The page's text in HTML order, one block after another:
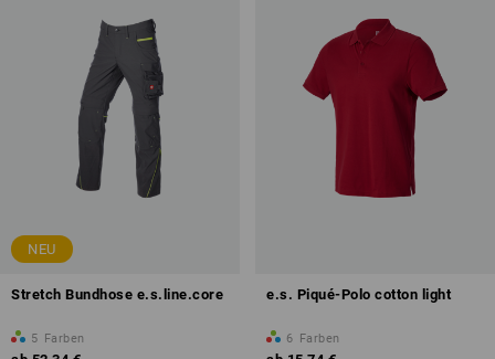
NEU
Stretch Bundhose e.s.line.core
5 Farben
e.s. Piqué-Polo cotton light
6 Farben